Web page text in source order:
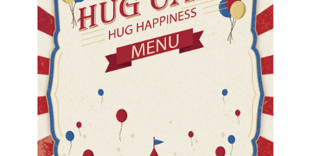
Healthy Drinks
สำหรับคนรักสุขภาพหรือต้องการควบคุมน้ำหนัก ทาง
ร้านก็มีเมนูพิเศษหลากหลายให้เลือกสรรค์ เอาใจโดย
เฉพาะ..
Previous